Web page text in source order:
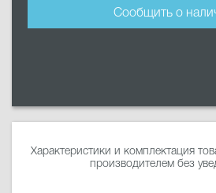
Сообщить о
Характеристики и комплектация
производителем без